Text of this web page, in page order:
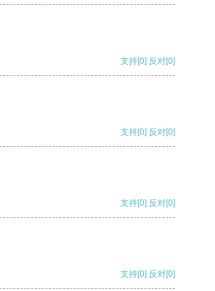
支持[0] 反对[0]
支持[0] 反对[0]
支持[0] 反对[0]
支持[0] 反对[0]